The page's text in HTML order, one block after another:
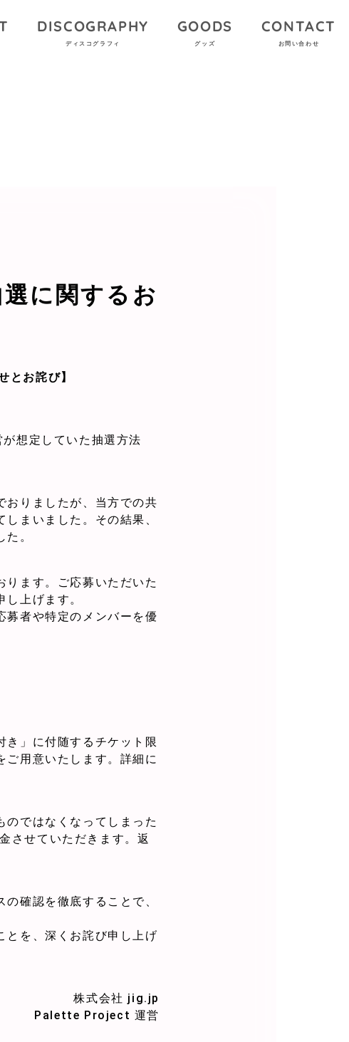
DISCOGRAPHY
ディスコグラフィ
GOODS
グッズ
CONTACT
お問い合わせ
に関するお
お詫び】
想定していた抽選方法
おりましたが、当方での共
まいました。その結果、
。
ます。ご応募いただいた
上げます。
募者や特定のメンバーを優
き」に付随するチケット限
ご用意いたします。詳細に
のではなくなってしまった
させていただきます。返
確認を徹底することで、
とを、深くお詫び申し上げ
株式会社 jig.jp
Palette Project 運営